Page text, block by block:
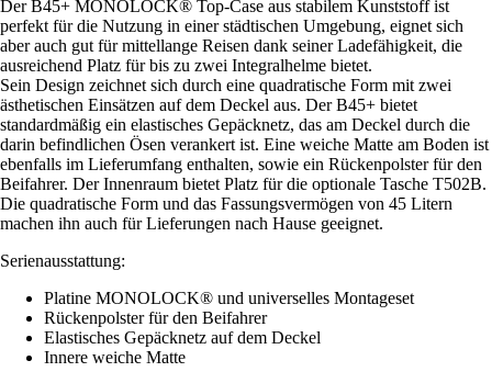
Der B45+ MONOLOCK® Top-Case aus stabilem Kunststoff ist
perfekt für die Nutzung in einer städtischen Umgebung, eignet sich
aber auch gut für mittellange Reisen dank seiner Ladefähigkeit, die
ausreichend Platz für bis zu zwei Integralhelme bietet.
Sein Design zeichnet sich durch eine quadratische Form mit zwei
ästhetischen Einsätzen auf dem Deckel aus. Der B45+ bietet
standardmäßig ein elastisches Gepäcknetz, das am Deckel durch die
darin befindlichen Ösen verankert ist. Eine weiche Matte am Boden ist
ebenfalls im Lieferumfang enthalten, sowie ein Rückenpolster für den
Beifahrer. Der Innenraum bietet Platz für die optionale Tasche T502B.
Die quadratische Form und das Fassungsvermögen von 45 Litern
machen ihn auch für Lieferungen nach Hause geeignet.
Serienausstattung:
Platine MONOLOCK® und universelles Montageset
Rückenpolster für den Beifahrer
Elastisches Gepäcknetz auf dem Deckel
Innere weiche Matte